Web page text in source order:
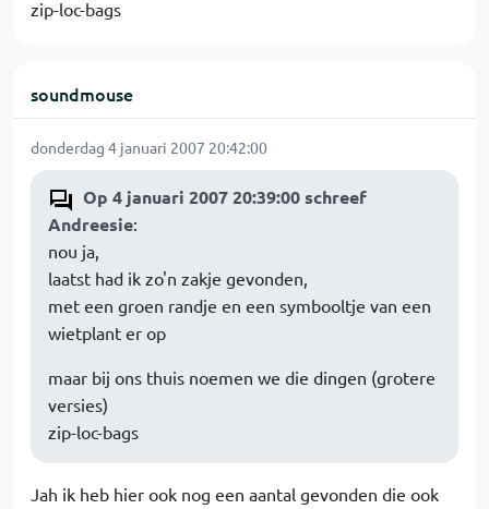
zip-loc-bags
soundmouse
donderdag 4 januari 2007 20:42:00
Op 4 januari 2007 20:39:00 schreef
Andreesie:
nou ja,
laatst had ik zo'n zakje gevonden,
met een groen randje en een symbooltje van een
wietplant er op
maar bij ons thuis noemen we die dingen (grotere
versies)
zip-loc-bags
Jah ik heb hier ook nog een aantal gevonden die ook